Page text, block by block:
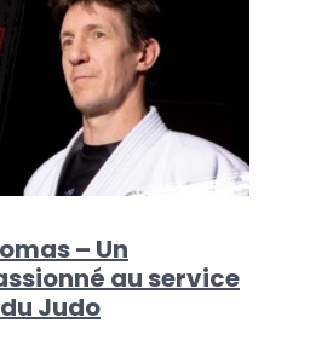
– Un
au service
Judo